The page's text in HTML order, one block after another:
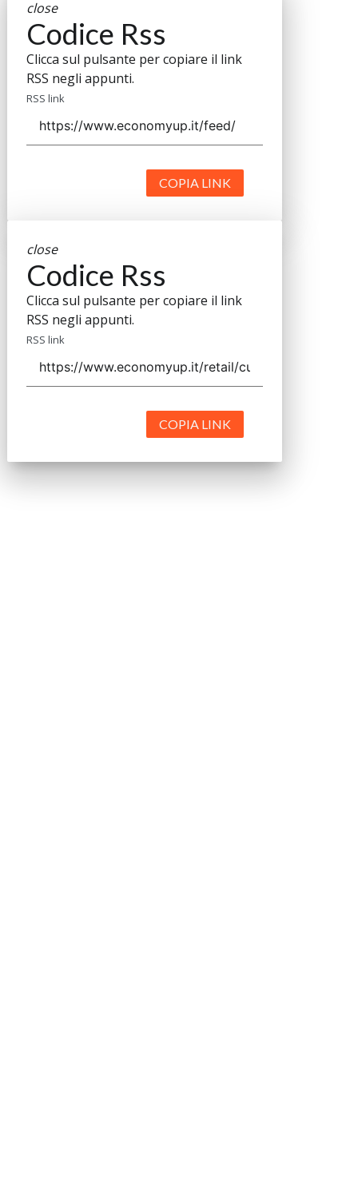
close
Codice Rss
Clicca sul pulsante per copiare il link
RSS negli appunti.
RSS link
COPIA LINK
close
Codice Rss
Clicca sul pulsante per copiare il link
RSS negli appunti.
RSS link
COPIA LINK